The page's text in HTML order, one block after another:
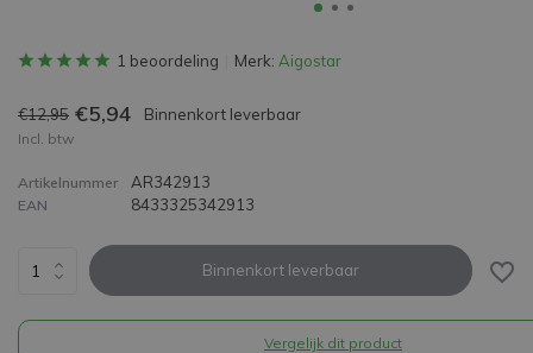
1 beoordeling Merk: Aigostar
€12,95 €5,94 Binnenkort leverbaar
Incl. btw
Artikelnummer AR342913
EAN 8433325342913
Binnenkort leverbaar
Vergelijk dit product